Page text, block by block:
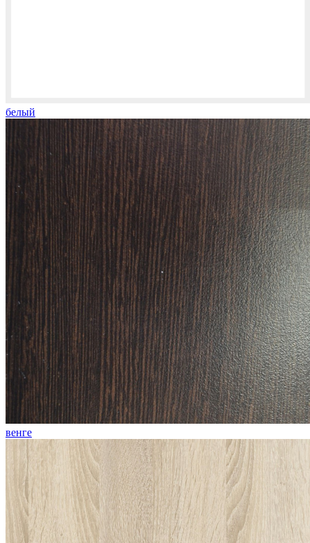
белый
венге